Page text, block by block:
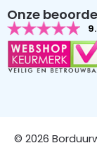
Onze
© 2026